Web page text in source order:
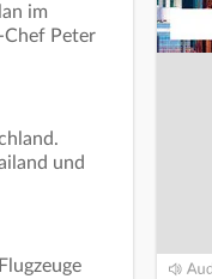
im
Chef Peter
und